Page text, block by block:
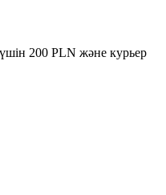
200 PLN және курьер